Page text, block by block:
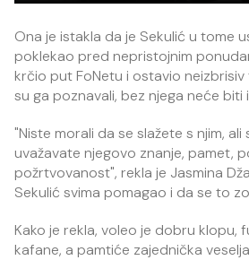
Ona je istakla da je Sekulić u tome
poklekao pred nepristojnim
krčio put FoNetu i ostavio neizbrisiv
su ga poznavali, bez njega neće biti
"Niste morali da se slažete s njim, ali
uvažavate njegovo znanje, pamet,
požrtvovanost", rekla je Jasmina
Sekulić svima pomagao i da se to
Kako je rekla, voleo je dobru klopu,
kafane, a pamtiće zajednička